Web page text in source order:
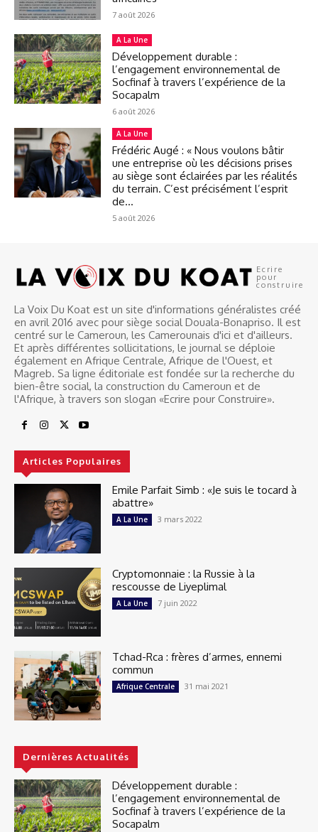
7 août 2026
A La Une
Développement durable :
l’engagement environnemental de
Socfinaf à travers l’expérience de la
Socapalm
6 août 2026
A La Une
Frédéric Augé : « Nous voulons bâtir
une entreprise où les décisions prises
au siège sont éclairées par les réalités
du terrain. C’est précisément l’esprit
de...
5 août 2026
Ecrire
pour
construire
La Voix Du Koat est un site d'informations généralistes créé
en avril 2016 avec pour siège social Douala-Bonapriso. Il est
centré sur le Cameroun, les Camerounais d'ici et d'ailleurs.
Et après différentes sollicitations, le journal se déploie
également en Afrique Centrale, Afrique de l'Ouest, et
Magreb. Sa ligne éditoriale est fondée sur la recherche du
bien-être social, la construction du Cameroun et de
l'Afrique, à travers son slogan «Ecrire pour Construire».
Articles Populaires
Emile Parfait Simb : «Je suis le tocard à
abattre»
A La Une 3 mars 2022
Cryptomonnaie : la Russie à la
rescousse de Liyeplimal
A La Une 7 juin 2022
Tchad-Rca : frères d’armes, ennemi
commun
Afrique Centrale 31 mai 2021
Dernières Actualités
Développement durable :
l’engagement environnemental de
Socfinaf à travers l’expérience de la
Socapalm